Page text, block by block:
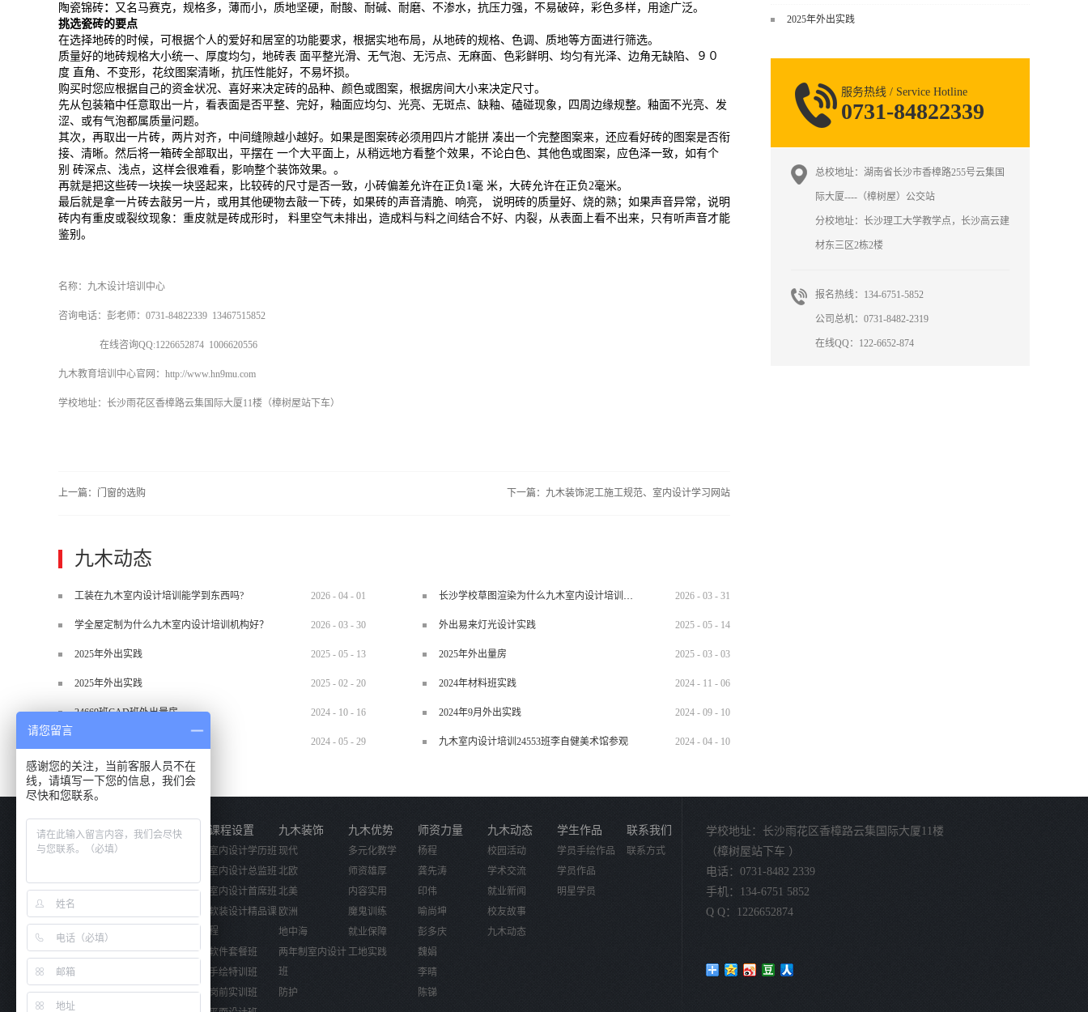
烟、照明、材料耐脏耐磨• 办公空间：
水...
2025年外出实践
服务热线 / Service Hotline
0731-84822339
总校地址：湖南省长沙市香樟路255号云集国
际大厦----（樟树屋）公交站
分校地址：长沙理工大学教学点，长沙高云建
材东三区2栋2楼
报名热线：134-6751-5852
公司总机：0731-8482-2319
在线QQ：122-6652-874
陶瓷锦砖：
又名马赛克，规格多，薄而小，质地坚硬，耐酸、耐碱、耐磨、不渗水，抗压力强，不易破碎，彩色多样，用途广泛。
挑选瓷砖的要点
在选择地砖的时候，可根据个人的爱好和居室的功能要求，根据实地布局，从地砖的规格、色调、质地等方面进行筛选。
质量好的地砖规格大小统一、厚度均匀，地砖表 面平整光滑、无气泡、无污点、无麻面、色彩鲜明、均匀有光泽、边角无缺陷、９０
度 直角、不变形，花纹图案清晰，抗压性能好，不易坏损。
购买时您应根据自己的资金状况、喜好来决定砖的品种、颜色或图案，根据房间大小来决定尺寸。
先从包装箱中任意取出一片，看表面是否平整、完好，釉面应均匀、光亮、无斑点、缺釉、磕碰现象，四周边缘规整。釉面不光亮、发
涩、或有气泡都属质量问题。
其次，再取出一片砖，两片对齐，中间缝隙越小越好。如果是图案砖必须用四片才能拼 凑出一个完整图案来，还应看好砖的图案是否衔
接、清晰。然后将一箱砖全部取出，平摆在 一个大平面上，从稍远地方看整个效果，不论白色、其他色或图案，应色泽一致，如有个
别 砖深点、浅点，这样会很难看，影响整个装饰效果。。
再就是把这些砖一块挨一块竖起来，比较砖的尺寸是否一致，小砖偏差允许在正负 1毫 米，大砖允许在正负2毫米。
最后就是拿一片砖去敲另一片，或用其他硬物去敲一下砖，如果砖的声音清脆、响亮，
说明砖的质量好、烧的熟；如果声音异常，说明
砖内有重皮或裂纹现象：重皮就是砖成形时，
料里空气未排出，造成料与料之间结合不好、内裂，从表面上看不出来，只有听声音才能
鉴别。
名称：九木设计培训中心
咨询电话：彭老师：0731-84822339 13467515852
在线咨询QQ:1226652874 1006620556
九木教育培训中心官网：http://www.hn9mu.com
学校地址：长沙雨花区香樟路云集国际大厦11楼（樟树屋站下车）
上一篇： 门窗的选购 下一篇： 九木装饰泥工施工规范、室内设计学习网站
九木动态
工装在九木室内设计培训能学到东西吗? 2026 - 04 - 01 长沙学校草图渲染为什么九木室内设计培训机构好？ 2026 - 03 - 31
学全屋定制为什么九木室内设计培训机构好？ 2026 - 03 - 30 外出易来灯光设计实践 2025 - 05 - 14
2025年外出实践 2025 - 05 - 13 2025年外出量房 2025 - 03 - 03
2025年外出实践 2025 - 02 - 20 2024年材料班实践 2024 - 11 - 06
24669班CAD班外出量房 2024 - 10 - 16 2024年9月外出实践 2024 - 09 - 10
2024 - 05 - 29 九木室内设计培训24553班李自健美术馆参观 2024 - 04 - 10
关于我们
活动视频
课程设置
室内设计学历班
室内设计总监班
室内设计首席班
软装设计精品课
程
软件套餐班
手绘特训班
岗前实训班
九木装饰
现代
北欧
北美
欧洲
地中海
两年制室内设计
班
防护
九木优势
多元化教学
师资雄厚
内容实用
魔鬼训练
就业保障
工地实践
师资力量
杨程
龚先涛
印伟
喻尚坤
彭多庆
魏娟
李晴
陈锑
九木动态
校园活动
学术交流
就业新闻
校友故事
九木动态
学生作品
学员手绘作品
学员作品
明星学员
联系我们
联系方式
学校地址：长沙雨花区香樟路云集国际大厦11楼
（樟树屋站下车 ）
电话：0731-8482 2339
手机：134-6751 5852
Q Q：1226652874
请您留言
感谢您的关注，当前客服人员不在
线，请填写一下您的信息，我们会
尽快和您联系。